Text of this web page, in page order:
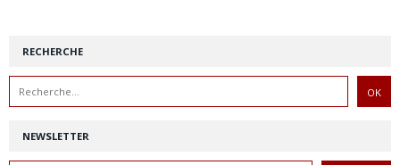
NEWSLETTER
RECHERCHE